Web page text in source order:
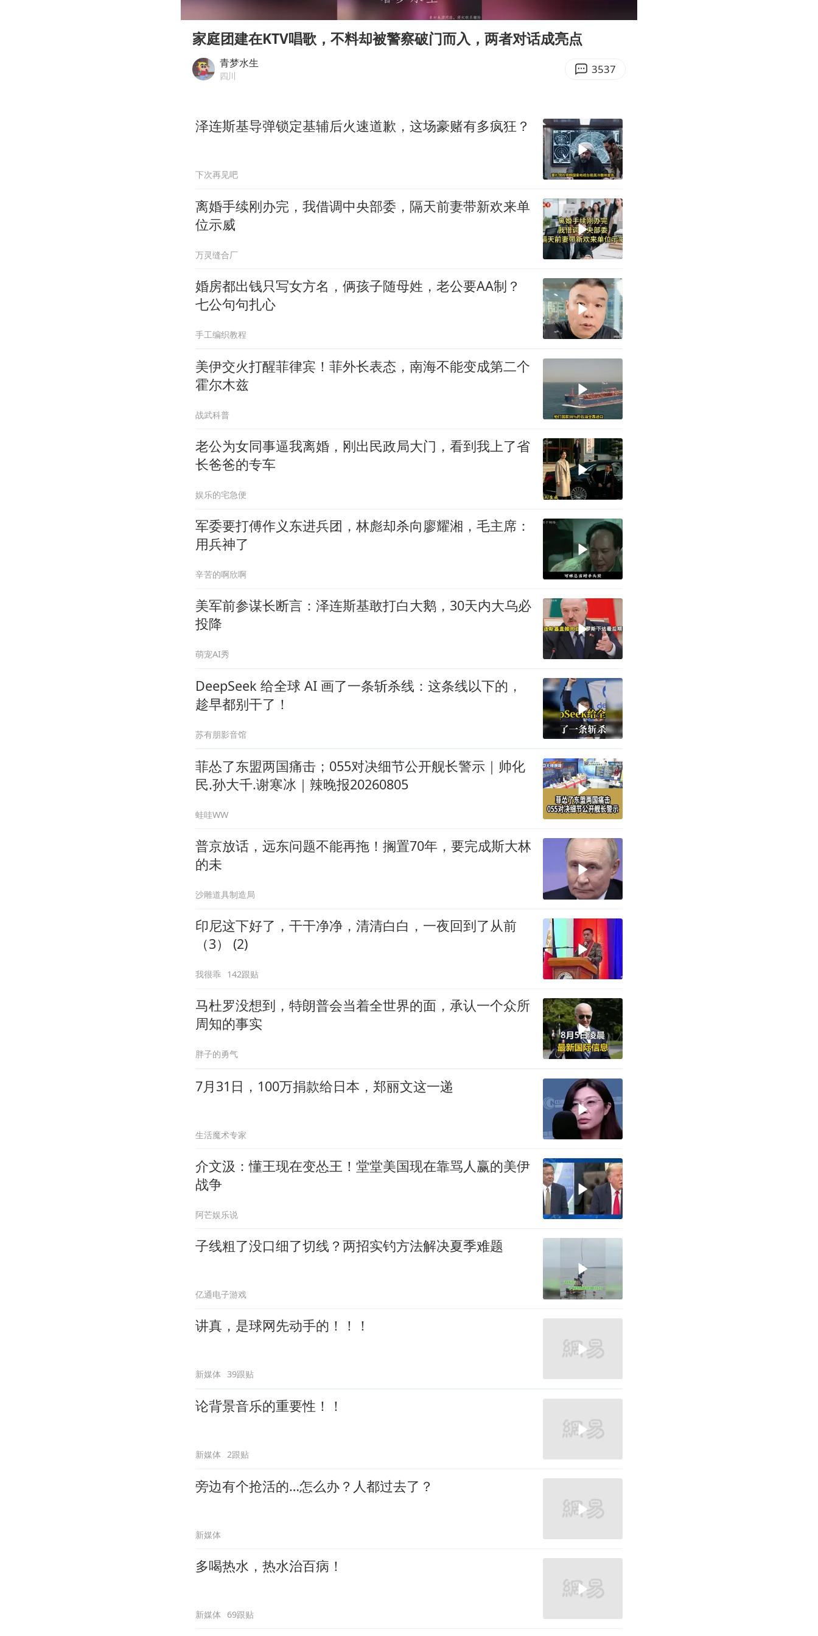
女子开一天一夜空调后二氧化碳中毒
男子杀人后逃进深山21年活得像野人
粉笔教育发布“自曝式”公开信
00:00
家庭团建在KTV唱歌，不料却被警察破门而入，两者对话成亮点
青梦水生
四川 3537
泽连斯基导弹锁定基辅后火速道歉，这场豪赌有多疯狂？
下次再见吧
离婚手续刚办完，我借调中央部委，隔天前妻带新欢来单
位示威
万灵缝合厂
婚房都出钱只写女方名，俩孩子随母姓，老公要AA制？
七公句句扎心
手工编织教程
美伊交火打醒菲律宾！菲外长表态，南海不能变成第二个
霍尔木兹
战武科普
老公为女同事逼我离婚，刚出民政局大门，看到我上了省
长爸爸的专车
娱乐的宅急便
军委要打傅作义东进兵团，林彪却杀向廖耀湘，毛主席：
用兵神了
辛苦的啊欣啊
美军前参谋长断言：泽连斯基敢打白大鹅，30天内大乌必
投降
萌宠AI秀
DeepSeek 给全球 AI 画了一条斩杀线：这条线以下的，
趁早都别干了！
苏有朋影音馆
菲怂了东盟两国痛击；055对决细节公开舰长警示｜帅化
民.孙大千.谢寒冰｜辣晚报20260805
蛙哇WW
普京放话，远东问题不能再拖！搁置70年，要完成斯大林
的未
沙雕道具制造局
印尼这下好了，干干净净，清清白白，一夜回到了从前
（3） (2)
我很乖 142跟贴
马杜罗没想到，特朗普会当着全世界的面，承认一个众所
周知的事实
胖子的勇气
7月31日，100万捐款给日本，郑丽文这一递
生活魔术专家
介文汲：懂王现在变怂王！堂堂美国现在靠骂人赢的美伊
战争
阿芒娱乐说
子线粗了没口细了切线？两招实钓方法解决夏季难题
亿通电子游戏
讲真，是球网先动手的！！！
新媒体 39跟贴
论背景音乐的重要性！！
新媒体 2跟贴
旁边有个抢活的…怎么办？人都过去了？
新媒体
多喝热水，热水治百病！
新媒体 69跟贴